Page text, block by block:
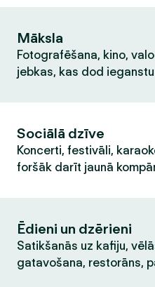
Māksla
Fotografēšana, kino,
jebkas, kas dod
Sociālā dzīve
Koncerti, festivāli,
foršāk darīt jaunā
Ēdieni un dzērieni
Satikšanās uz kafiju,
gatavošana, restorāns,